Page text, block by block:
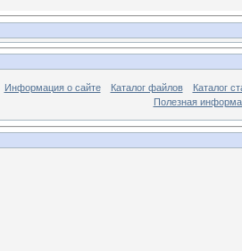
Информация о сайте Каталог файлов
Каталог
Полезная